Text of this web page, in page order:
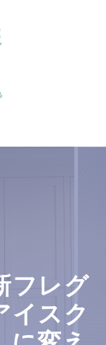
フレグ
イスク